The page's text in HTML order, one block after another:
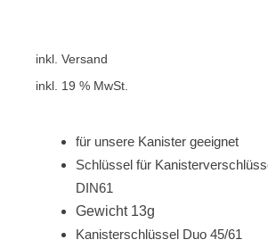
inkl. Versand
inkl. 19 % MwSt.
für unsere Kanister geeignet
Schlüssel für
DIN61
Gewicht 13g
Kanisterschlüssel Duo 45/61